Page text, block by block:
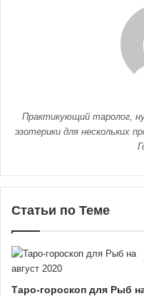
Практикующий таролог,
эзотерики для нескольких
Статьи по Теме
Таро-гороскоп для Рыб